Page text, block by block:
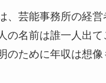
、芸能事務所の経
の名前は誰一人出て
のために年収は想